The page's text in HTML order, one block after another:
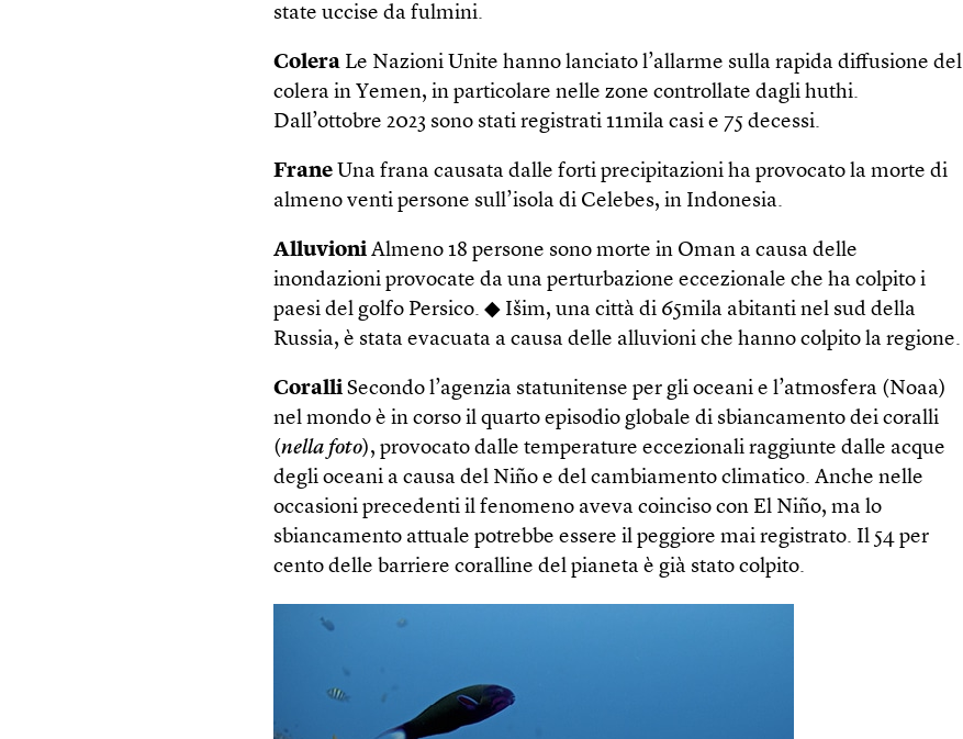
state uccise da fulmini.
Colera Le Nazioni Unite hanno lanciato l’allarme sulla rapida diffusione del
colera in Yemen, in particolare nelle zone controllate dagli huthi.
Dall’ottobre 2023 sono stati registrati 11mila casi e 75 decessi.
Frane Una frana causata dalle forti precipitazioni ha provocato la morte di
almeno venti persone sull’isola di Celebes, in Indonesia.
Alluvioni Almeno 18 persone sono morte in Oman a causa delle
inondazioni provocate da una perturbazione eccezionale che ha colpito i
paesi del golfo Persico. ◆ Išim, una città di 65mila abitanti nel sud della
Russia, è stata evacuata a causa delle alluvioni che hanno colpito la regione.
Coralli Secondo l’agenzia statunitense per gli oceani e l’atmosfera (Noaa)
nel mondo è in corso il quarto episodio globale di sbiancamento dei coralli
(nella foto), provocato dalle temperature eccezionali raggiunte dalle acque
degli oceani a causa del Niño e del cambiamento climatico. Anche nelle
occasioni precedenti il fenomeno aveva coinciso con El Niño, ma lo
sbiancamento attuale potrebbe essere il peggiore mai registrato. Il 54 per
cento delle barriere coralline del pianeta è già stato colpito.